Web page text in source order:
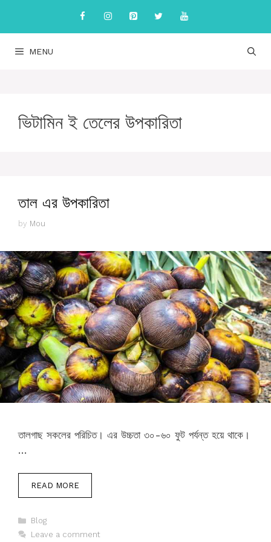
content
MENU
ভিটামিন ই তেলের উপকারিতা
তাল এর উপকারিতা
by Mou
তালগাছ সকলের পরিচিত। এর উচ্চতা ৩০-৬০ ফুট পর্যন্ত হয়ে থাকে।
…
READ MORE
Categories
Blog
Leave a comment